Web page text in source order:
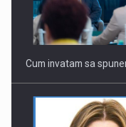
Cum invatam sa